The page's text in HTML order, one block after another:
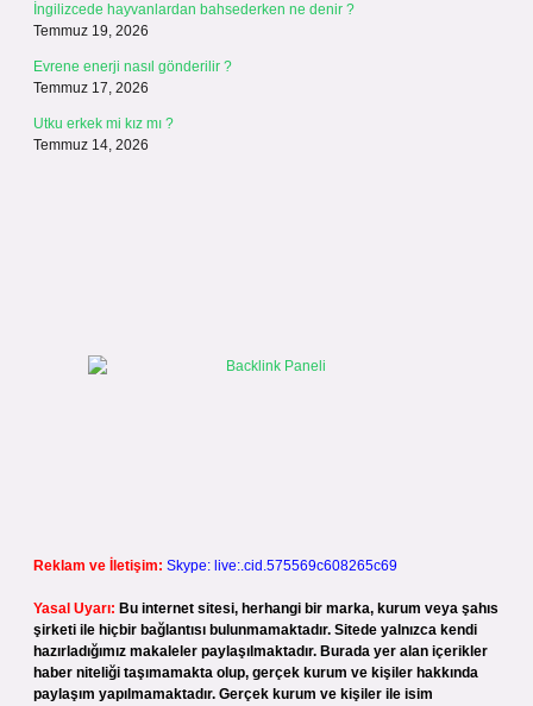
İngilizcede hayvanlardan bahsederken ne denir ?
Temmuz 19, 2026
Evrene enerji nasıl gönderilir ?
Temmuz 17, 2026
Utku erkek mi kız mı ?
Temmuz 14, 2026
Reklam ve İletişim: Skype: live:.cid.575569c608265c69
Yasal Uyarı: Bu internet sitesi, herhangi bir marka, kurum veya şahıs
şirketi ile hiçbir bağlantısı bulunmamaktadır. Sitede yalnızca kendi
hazırladığımız makaleler paylaşılmaktadır. Burada yer alan içerikler
haber niteliği taşımamakta olup, gerçek kurum ve kişiler hakkında
paylaşım yapılmamaktadır. Gerçek kurum ve kişiler ile isim